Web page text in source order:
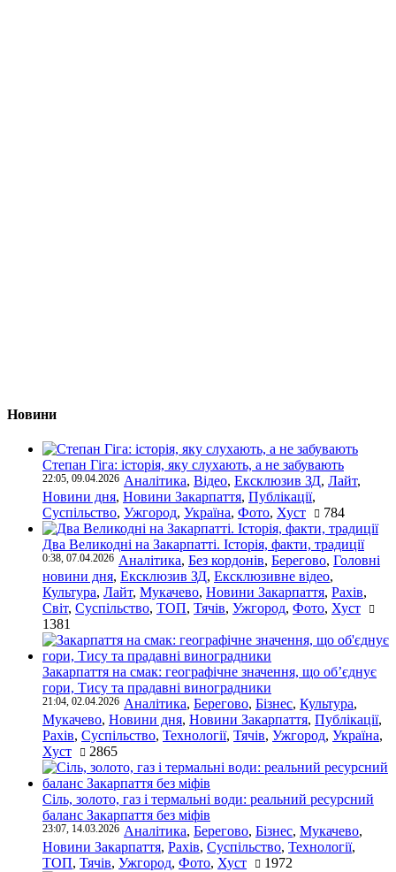
Новини
Степан Гіга: історія, яку слухають, а не забувають
22:05, 09.04.2026 Аналітика, Відео, Ексклюзив ЗД, Лайт,
Новини дня, Новини Закарпаття, Публікації,
Суспільство, Ужгород, Україна, Фото, Хуст 784
Два Великодні на Закарпатті. Історія, факти, традиції
0:38, 07.04.2026 Аналітика, Без кордонів, Берегово, Головні
новини дня, Ексклюзив ЗД, Ексклюзивне відео,
Культура, Лайт, Мукачево, Новини Закарпаття, Рахів,
Світ, Суспільство, ТОП, Тячів, Ужгород, Фото, Хуст
1381
Закарпаття на смак: географічне значення, що об’єднує
гори, Тису та прадавні виноградники
21:04, 02.04.2026 Аналітика, Берегово, Бізнес, Культура,
Мукачево, Новини дня, Новини Закарпаття, Публікації,
Рахів, Суспільство, Технології, Тячів, Ужгород, Україна,
Хуст
2865
Сіль, золото, газ і термальні води: реальний ресурсний
баланс Закарпаття без міфів
23:07, 14.03.2026 Аналітика, Берегово, Бізнес, Мукачево,
Новини Закарпаття, Рахів, Суспільство, Технології,
ТОП, Тячів, Ужгород, Фото, Хуст 1972